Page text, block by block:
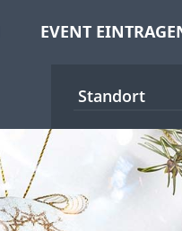
EVENT
Standort